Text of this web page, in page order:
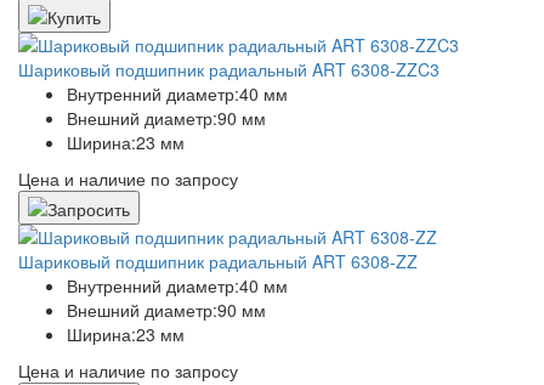
Шариковый подшипник радиальный ART 6308-ZZC3
Внутренний диаметр:40 мм
Внешний диаметр:90 мм
Ширина:23 мм
Цена и наличие по запросу
Шариковый подшипник радиальный ART 6308-ZZ
Внутренний диаметр:40 мм
Внешний диаметр:90 мм
Ширина:23 мм
Цена и наличие по запросу